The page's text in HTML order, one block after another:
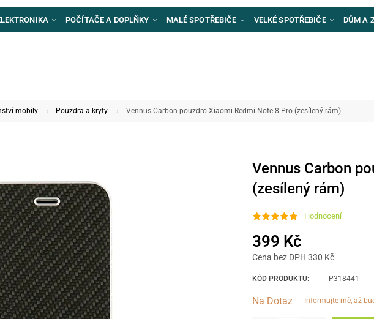
POČÍTAČE A DOPLŇKY MALÉ SPOTŘEBIČE VELKÉ SPOTŘEBIČE DŮM A
mobily Pouzdra a kryty Vennus Carbon pouzdro Xiaomi Redmi Note 8 Pro (zesílený rám)
Vennus Carbon
(zesílený rám)
Hodnocení
399 Kč
Cena bez DPH 330 Kč
KÓD PRODUKTU: P318441
Na Dotaz informujte mě, až